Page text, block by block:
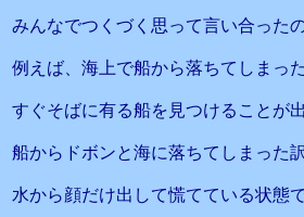
みんなでつくづく思って言い合った
例えば、海上で船から落ちてしまっ
すぐそばに有る船を見つけることが
船からドボンと海に落ちてしまった
水から顔だけ出して慌てている状態